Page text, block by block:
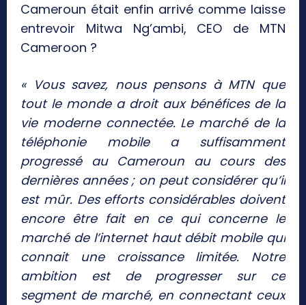
Cameroun était enfin arrivé comme laisse
entrevoir Mitwa Ng’ambi, CEO de MTN
Cameroon ?
« Vous savez, nous pensons à MTN que
tout le monde a droit aux bénéfices de la
vie moderne connectée. Le marché de la
téléphonie mobile a suffisamment
progressé au Cameroun au cours des
dernières années ; on peut considérer qu’il
est mûr. Des efforts considérables doivent
encore être fait en ce qui concerne le
marché de l’internet haut débit mobile qui
connait une croissance limitée. Notre
ambition est de progresser sur ce
segment de marché, en connectant ceux